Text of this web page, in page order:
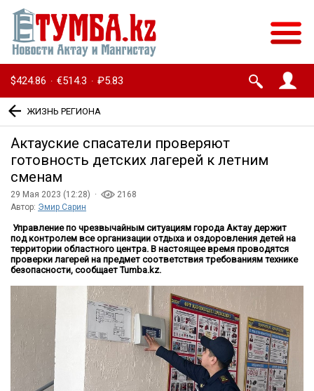
$424.86 · €514.3 · ₽5.83
ЖИЗНЬ РЕГИОНА
Актауские спасатели проверяют
готовность детских лагерей к летним
сменам
29 Мая 2023 (12:28) ·
2168
Автор: Эмир Сарин
Управление по чрезвычайным ситуациям города Актау держит
под контролем все организации отдыха и оздоровления детей на
территории областного центра. В настоящее время проводятся
проверки лагерей на предмет соответствия требованиям технике
безопасности, сообщает Tumba.kz.